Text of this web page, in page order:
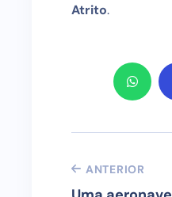
Atrito.
ANTERIOR